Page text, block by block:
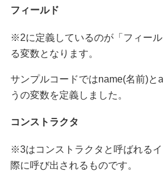
フィールド
※2に定義しているのが「フィー
る変数となります。
サンプルコードではname(名前)と
うの変数を定義しました。
コンストラクタ
※3はコンストラクタと呼ばれる
際に呼び出されるものです。